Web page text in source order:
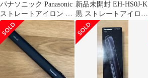
パナソニック Panasonic
ストレートアイロン ナ
ノケア 白 ホワイト EH-
HS9J-W 黒 ブラック
EH-HS9J-K
新品未開封 EH-HS0J-K
黒 ストレートアイロン
ナノケア